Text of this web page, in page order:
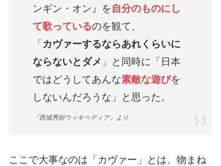
ンギン・オン』を自分のものにし
て歌っているのを観て、
「カヴァーするならあれくらいに
ならないとダメ 」と同時に「日本
ではどうしてあんな素敵な遊びを
しないんだろうな」と思った。
『西城秀樹ウィキペディア』より
ここで大事なのは「カヴァー」とは、物まね